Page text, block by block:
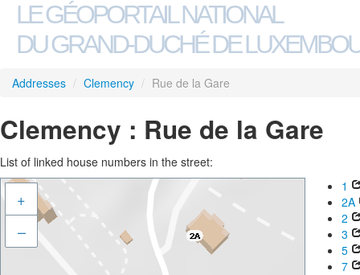
LE GÉOPORTAIL NATIONAL
DU GRAND-DUCHÉ DE
Addresses / Clemency / Rue de la Gare
Clemency : Rue de la Gare
List of linked house numbers in the street:
+
–
1
2A
2
3
5
7